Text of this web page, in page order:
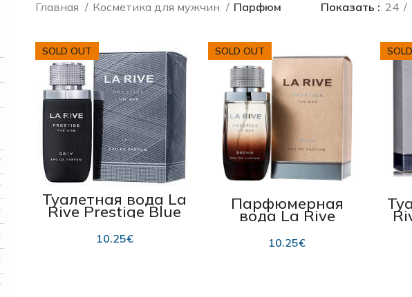
Главная Косметика для мужчин Парфюм Показать 24
SOLD OUT
Туалетная вода La
Rive Prestige Blue
edt 75 мл
10.25€
SOLD OUT
Парфюмерная
вода La Rive
Prestige Brown
EDP для мужчин
75 мл
10.25€